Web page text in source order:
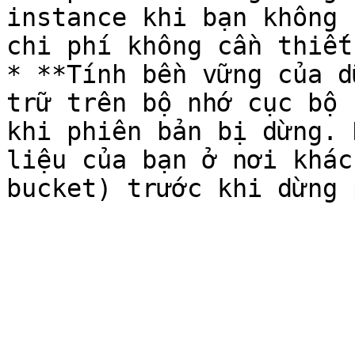
instance khi bạn không
chi phí không cần
* **Tính bền vững của
trữ trên bộ nhớ cục bộ
khi phiên bản bị dừng.
liệu của bạn ở nơi